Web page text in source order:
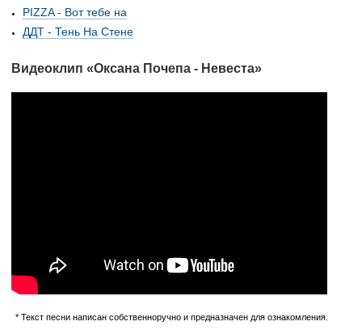
PIZZA - Вот тебе на
ДДТ - Тень На Стене
Видеоклип «Оксана Почепа - Невеста»
* Текст песни написан собственноручно и предназначен для ознакомления.